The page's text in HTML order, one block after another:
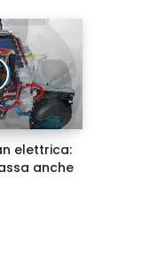
elettrica:
anche